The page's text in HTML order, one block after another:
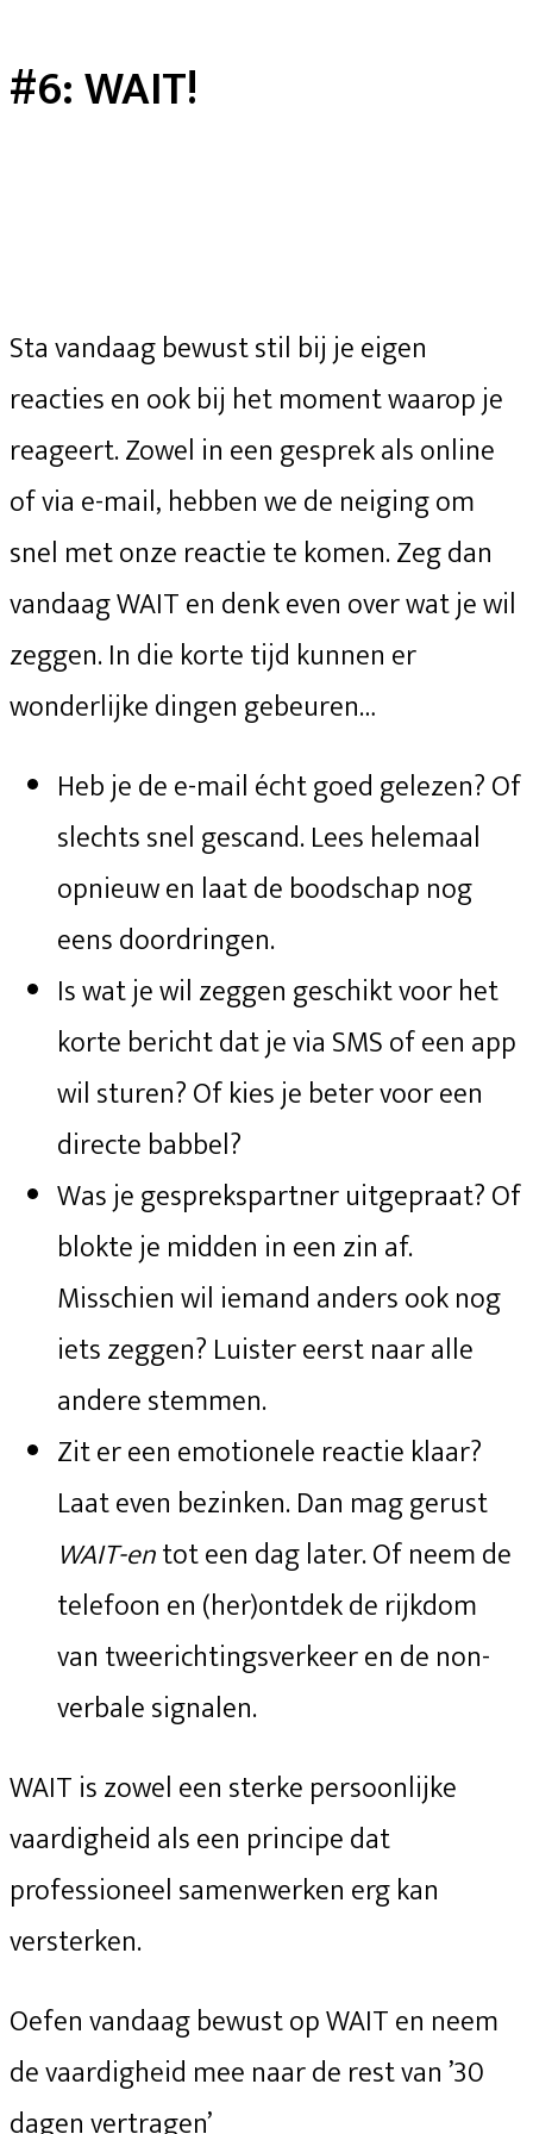
#6: WAIT!
Sta vandaag bewust stil bij je eigen
reacties en ook bij het moment waarop je
reageert. Zowel in een gesprek als online
of via e-mail, hebben we de neiging om
snel met onze reactie te komen. Zeg dan
vandaag WAIT en denk even over wat je wil
zeggen. In die korte tijd kunnen er
wonderlijke dingen gebeuren…
Heb je de e-mail écht goed gelezen? Of
slechts snel gescand. Lees helemaal
opnieuw en laat de boodschap nog
eens doordringen.
Is wat je wil zeggen geschikt voor het
korte bericht dat je via SMS of een app
wil sturen? Of kies je beter voor een
directe babbel?
Was je gesprekspartner uitgepraat? Of
blokte je midden in een zin af.
Misschien wil iemand anders ook nog
iets zeggen? Luister eerst naar alle
andere stemmen.
Zit er een emotionele reactie klaar?
Laat even bezinken. Dan mag gerust
WAIT-entot een dag later. Of neem de
telefoon en (her)ontdek de rijkdom
van tweerichtingsverkeer en de non-
verbale signalen.
WAIT is zowel een sterke persoonlijke
vaardigheid als een principe dat
professioneel samenwerken erg kan
versterken.
Oefen vandaag bewust op WAIT en neem
de vaardigheid mee naar de rest van ’30